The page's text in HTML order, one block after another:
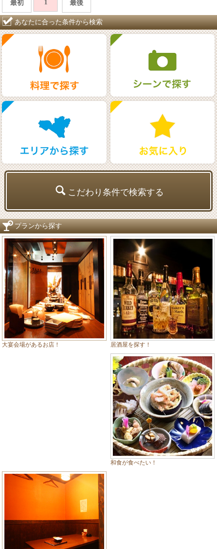
最初 1 最後
あなたに合った条件から検索
こだわり条件で検索する
プランから探す
大宴会場があるお店！ 居酒屋を探す！
和食が食べたい！